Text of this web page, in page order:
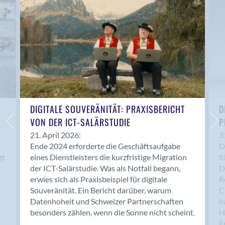
Anwil
Appenzell
Au SG
Baar
Baden
Balsthal
Balzers
Basel
Bassersdorf
Belp
Bendern
Benken (SG)
Bergdietikon
Berlin
Bern
Bern - Liebefeld
DIGITALE SOUVERÄNITÄT: PRAXISBERICHT
VON DER ICT-SALÄRSTUDIE
21. April 2026:
Ende 2024 erforderte die Geschäftsaufgabe
eines Dienstleisters die kurzfristige Migration
der ICT-Salärstudie. Was als Notfall begann,
erwies sich als Praxisbeispiel für digitale
Souveränität. Ein Bericht darüber, warum
Datenhoheit und Schweizer Partnerschaften
besonders zählen, wenn die Sonne nicht scheint.